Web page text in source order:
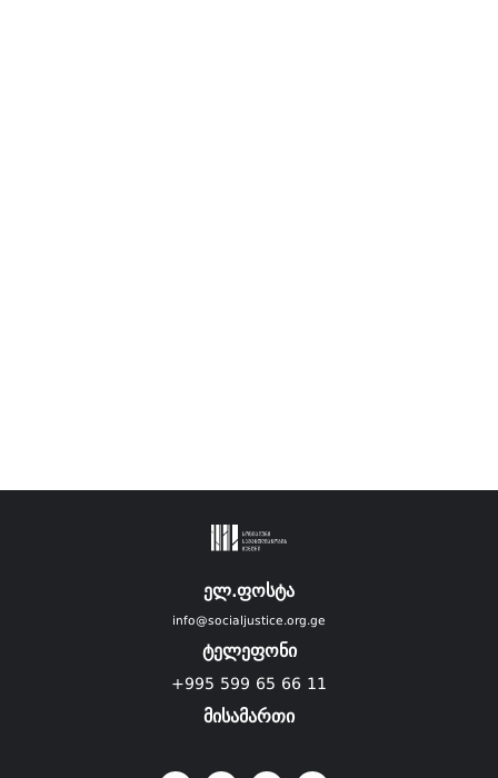
ელ.ფოსტა
info@socialjustice.org.ge
ტელეფონი
+995 599 65 66 11
მისამართი